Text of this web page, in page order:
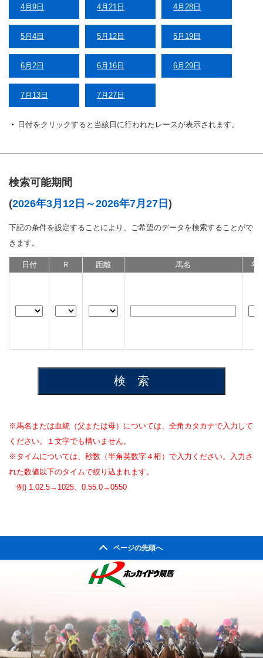
4月9日 4月21日 4月28日
5月4日 5月12日 5月19日
6月2日 6月16日 6月29日
7月13日 7月27日
日付をクリックすると当該日に行われたレースが表示されます。
検索可能期間
(2026年3月12日～2026年7月27日 )
下記の条件を設定することにより、ご希望のデータを検索することがで
きます。
日付 Ｒ 距離 馬名 年
※馬名または血統（父または母）については、全角カタカナで入力して
ください。１文字でも構いません。
※タイムについては、秒数（半角英数字４桁）で入力ください。入力さ
れた数値以下のタイムで絞り込まれます。
例) 1.02.5→1025、0.55.0→0550
ページの先頭へ